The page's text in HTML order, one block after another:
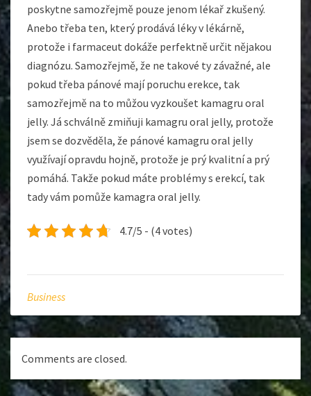
poskytne samozřejmě pouze jenom lékař zkušený.
Anebo třeba ten, který prodává léky v lékárně,
protože i farmaceut dokáže perfektně určit nějakou
diagnózu. Samozřejmě, že ne takové ty závažné, ale
pokud třeba pánové mají poruchu erekce, tak
samozřejmě na to můžou vyzkoušet kamagru oral
jelly. Já schválně zmiňuji kamagru oral jelly, protože
jsem se dozvěděla, že pánové kamagru oral jelly
využívají opravdu hojně, protože je prý kvalitní a prý
pomáhá. Takže pokud máte problémy s erekcí, tak
tady vám pomůže kamagra oral jelly.
4.7/5 - (4 votes)
Business
Comments are closed.